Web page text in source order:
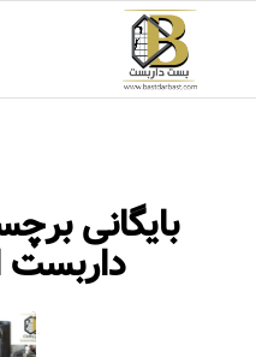
بایگانی
داربست